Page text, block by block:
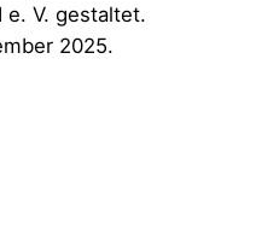
e. V. gestaltet.
2025.